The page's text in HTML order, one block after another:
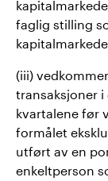
faglig stilling
(iii)
transaksjoner
kvartalene før
formålet
utført av en
enkeltperson